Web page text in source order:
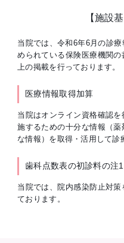
【施設
当院では、令和6年6月の診
められている保険医療機関
上の掲載を行っております。
医療情報取得加算
当院はオンライン資格確認
施するための十分な情報（
な情報）を取得・活用して診
歯科点数表の初診料の注1
当院では、院内感染防止対
ております。